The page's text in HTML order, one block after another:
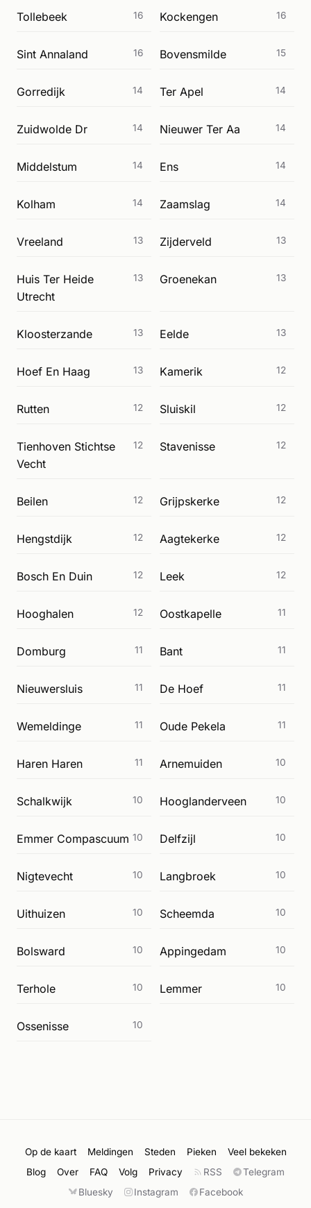
Tollebeek 16 Kockengen 16
Sint Annaland 16 Bovensmilde 15
Gorredijk 14 Ter Apel 14
Zuidwolde Dr 14 Nieuwer Ter Aa 14
Middelstum 14 Ens 14
Kolham 14 Zaamslag 14
Vreeland 13 Zijderveld 13
Huis Ter Heide
Utrecht
13 Groenekan 13
Kloosterzande 13 Eelde 13
Hoef En Haag 13 Kamerik 12
Rutten 12 Sluiskil 12
Tienhoven Stichtse
Vecht
12 Stavenisse 12
Beilen 12 Grijpskerke 12
Hengstdijk 12 Aagtekerke 12
Bosch En Duin 12 Leek 12
Hooghalen 12 Oostkapelle 11
Domburg 11 Bant 11
Nieuwersluis 11 De Hoef 11
Wemeldinge 11 Oude Pekela 11
Haren Haren 11 Arnemuiden 10
Schalkwijk 10 Hooglanderveen 10
Emmer Compascuum 10 Delfzijl 10
Nigtevecht 10 Langbroek 10
Uithuizen 10 Scheemda 10
Bolsward 10 Appingedam 10
Terhole 10 Lemmer 10
Ossenisse 10
Op de kaart Meldingen Steden Pieken
Veel bekeken
Blog
Over FAQ Volg Privacy RSS
Telegram
Bluesky
Instagram Facebook